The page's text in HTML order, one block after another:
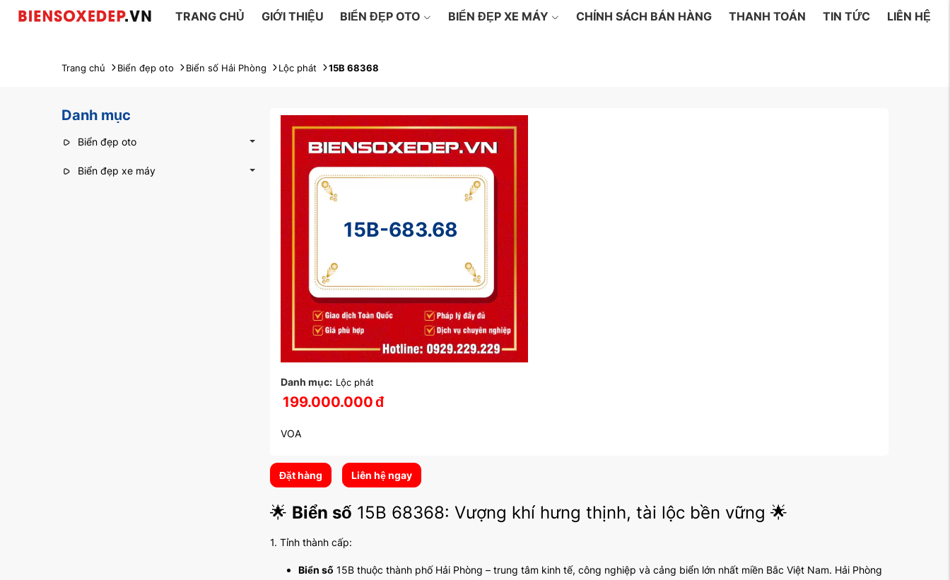
TRANG CHỦ GIỚI THIỆU BIỂN ĐẸP OTO BIỂN ĐẸP XE MÁY CHÍNH SÁCH BÁN HÀNG THANH TOÁN TIN TỨC LIÊN HỆ
Trang chủ Biển đẹp oto Biển số Hải Phòng Lộc phát 15B 68368
Danh mục
Biển đẹp oto
Biển đẹp xe máy
15B-683.68
Danh mục: Lộc phát
199.000.000đ
VOA
Đặt hàng Liên hệ ngay
🌟 Biển số 15B 68368: Vượng khí hưng thịnh, tài lộc bền vững 🌟
1. Tỉnh thành cấp:
Biển số 15B thuộc thành phố Hải Phòng – trung tâm kinh tế, công nghiệp và cảng biển lớn nhất miền Bắc Việt Nam. Hải Phòng